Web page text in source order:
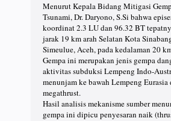
Menurut Kepala Bidang Mitigasi
Tsunami, Dr. Daryono, S.Si bahwa
koordinat 2.3 LU dan 96.32 BT
jarak 19 km arah Selatan Kota
Simeulue, Aceh, pada kedalaman 20
Gempa ini merupakan jenis gempa
aktivitas subduksi Lempeng Indo-
menunjam ke bawah Lempeng Eurasia
megathrust.
Hasil analisis mekanisme sumber
gempa ini dipicu penyesaran naik